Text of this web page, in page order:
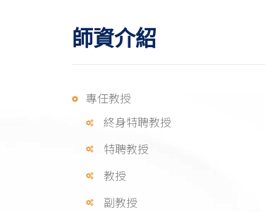
師資介紹
專任教授
終身特聘教授
特聘教授
教授
副教授